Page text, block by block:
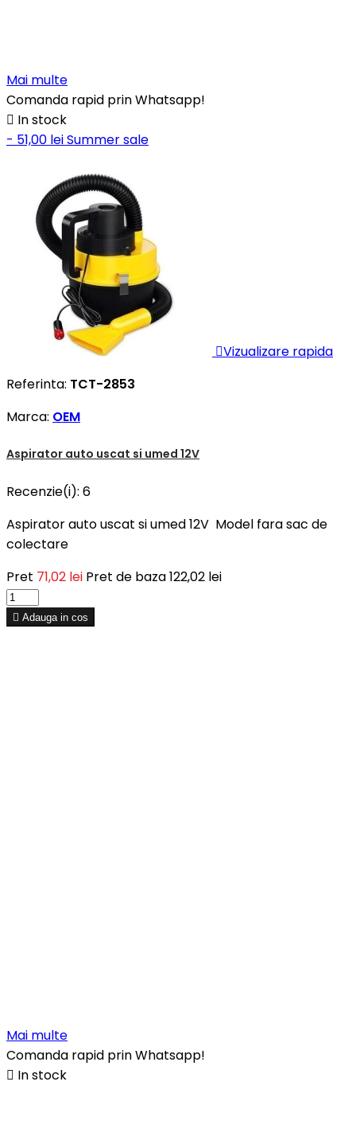
Mai multe
Comanda rapid prin Whatsapp!
 In stock
- 51,00 leiSummer sale
Vizualizare rapida
Referinta: TCT-2853
Marca: OEM
Aspirator auto uscat si umed 12V
Recenzie(i): 6
Aspirator auto uscat si umed 12V Model fara sac de
colectare
Pret 71,02 lei Pret de baza122,02 lei
 Adauga in cos
Mai multe
Comanda rapid prin Whatsapp!
 In stock